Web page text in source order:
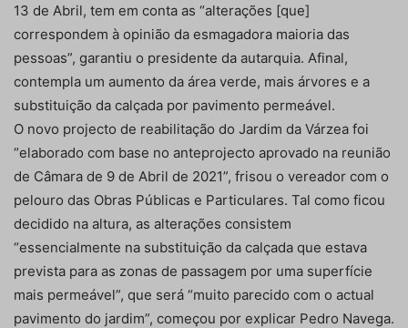
13 de Abril, tem em conta as “alterações [que]
correspondem à opinião da esmagadora maioria das
pessoas”, garantiu o presidente da autarquia. Afinal,
contempla um aumento da área verde, mais árvores e a
substituição da calçada por pavimento permeável.
O novo projecto de reabilitação do Jardim da Várzea foi
“elaborado com base no anteprojecto aprovado na reunião
de Câmara de 9 de Abril de 2021”, frisou o vereador com o
pelouro das Obras Públicas e Particulares. Tal como ficou
decidido na altura, as alterações consistem
“essencialmente na substituição da calçada que estava
prevista para as zonas de passagem por uma superfície
mais permeável”, que será “muito parecido com o actual
pavimento do jardim”, começou por explicar Pedro Navega.